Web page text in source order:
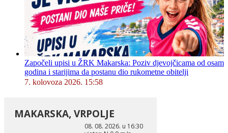
Započeli upisi u ŽRK Makarska: Poziv djevojčicama od osam
godina i starijima da postanu dio rukometne obitelji
7. kolovoza 2026. 15:58